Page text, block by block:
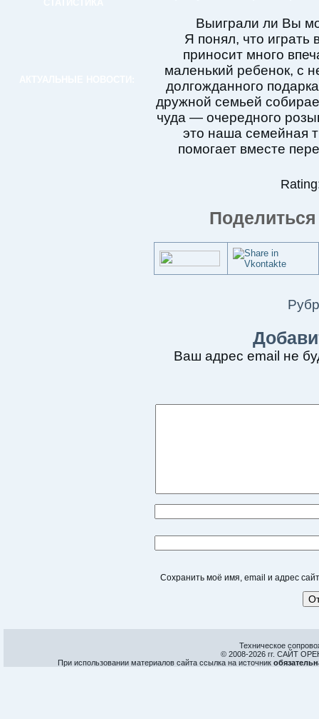
Выиграли ли Вы
Я понял, что играть
приносит много
маленький ребенок, с
долгожданного
дружной семьей
чуда — очередного
это наша семейная
помогает вместе
Ваш адрес email не
Сохранить моё имя, email и адрес
Техническое
© 2008-2026 гг. САЙТ
При использовании материалов сайта ссылка на источник